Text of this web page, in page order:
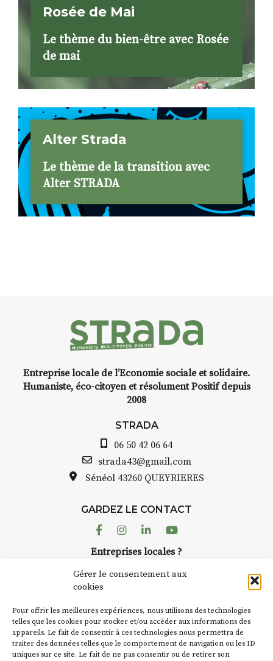
Gérer le consentement aux
cookies
Pour offrir les meilleures expériences, nous utilisons des technologies
telles que les cookies pour stocker et/ou accéder aux informations des
appareils. Le fait de consentir à ces technologies nous permettra de
traiter des données telles que le comportement de navigation ou les ID
uniques sur ce site. Le fait de ne pas consentir ou de retirer son
Rosée de Mai
Le thème du bien-être avec Rosée
de mai
Alter Strada
Le thème de la transition avec
Alter STRADA
Entreprise locale de l’Economie sociale et solidaire.
Humaniste, éco-citoyen et résolument Positif depuis
2008
STRADA
06 50 42 06 64
strada43@gmail.com
Sénéol 43260 QUEYRIERES
GARDEZ LE CONTACT
FacebookInstagram
LinkedinYoutube
Entreprises locales ?
Suivez toute l'actu de Strada